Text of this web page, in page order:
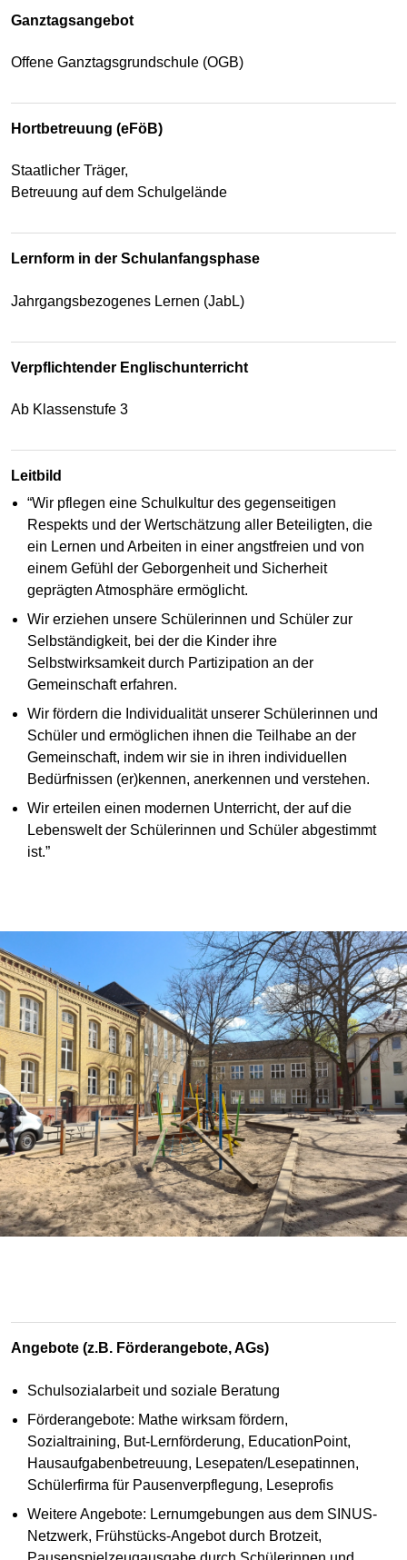
Ganztagsangebot
Offene Ganztagsgrundschule (OGB)
Hortbetreuung (eFöB)
Staatlicher Träger,
Betreuung auf dem Schulgelände
Lernform in der Schulanfangsphase
Jahrgangsbezogenes Lernen (JabL)
Verpflichtender Englischunterricht
Ab Klassenstufe 3
Leitbild
“Wir pflegen eine Schulkultur des gegenseitigen
Respekts und der Wertschätzung aller Beteiligten, die
ein Lernen und Arbeiten in einer angstfreien und von
einem Gefühl der Geborgenheit und Sicherheit
geprägten Atmosphäre ermöglicht.
Wir erziehen unsere Schülerinnen und Schüler zur
Selbständigkeit, bei der die Kinder ihre
Selbstwirksamkeit durch Partizipation an der
Gemeinschaft erfahren.
Wir fördern die Individualität unserer Schülerinnen und
Schüler und ermöglichen ihnen die Teilhabe an der
Gemeinschaft, indem wir sie in ihren individuellen
Bedürfnissen (er)kennen, anerkennen und verstehen.
Wir erteilen einen modernen Unterricht, der auf die
Lebenswelt der Schülerinnen und Schüler abgestimmt
ist.”
Angebote (z.B. Förderangebote, AGs)
Schulsozialarbeit und soziale Beratung
Förderangebote: Mathe wirksam fördern,
Sozialtraining, But-Lernförderung, EducationPoint,
Hausaufgabenbetreuung, Lesepaten/Lesepatinnen,
Schülerfirma für Pausenverpflegung, Leseprofis
Weitere Angebote: Lernumgebungen aus dem SINUS-
Netzwerk, Frühstücks-Angebot durch Brotzeit,